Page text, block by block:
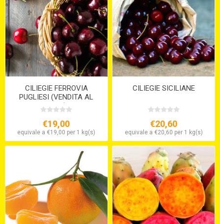
CILIEGIE FERROVIA
PUGLIESI (VENDITA AL
PESO)
€19,00
equivale a €19,00 per 1 kg(s)
CILIEGIE SICILIANE
€20,60
equivale a €20,60 per 1 kg(s)